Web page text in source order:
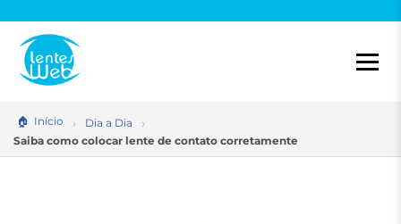
para
conteúdo
Início
Dia a Dia
Saiba como colocar lente de contato corretamente